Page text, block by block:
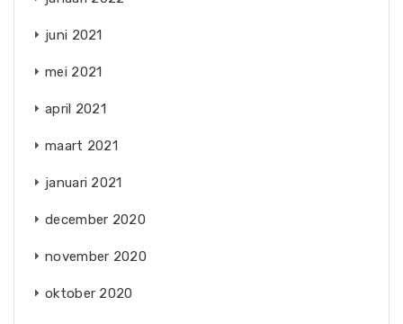
juni 2021
mei 2021
april 2021
maart 2021
januari 2021
december 2020
november 2020
oktober 2020